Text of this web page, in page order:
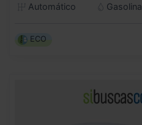
Automático
Gasolina
ECO